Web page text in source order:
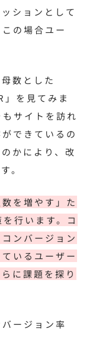
ションとして
の場合ユー
数とした
」を見てみま
サイトを訪れ
できているの
かにより、改
。
を増やす」た
行います。コ
ンバージョン
いるユーザー
に課題を探り
ージョン率